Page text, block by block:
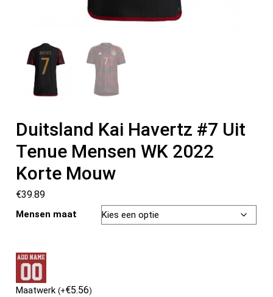
Duitsland Kai Havertz #7 Uit
Tenue Mensen WK 2022
Korte Mouw
€39.89
Mensen maat
Maatwerk(+€5.56)